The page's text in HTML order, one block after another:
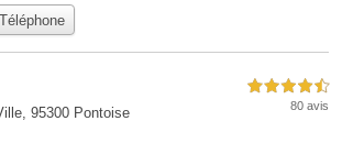
Téléphone
95300 Pontoise
4,5 étoiles sur 5
80 avis